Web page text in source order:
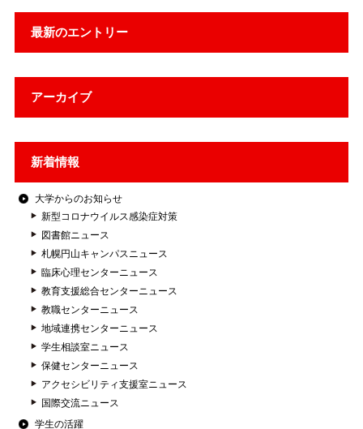
最新のエントリー
アーカイブ
新着情報
大学からのお知らせ
新型コロナウイルス感染症対策
図書館ニュース
札幌円山キャンパスニュース
臨床心理センターニュース
教育支援総合センターニュース
教職センターニュース
地域連携センターニュース
学生相談室ニュース
保健センターニュース
アクセシビリティ支援室ニュース
国際交流ニュース
学生の活躍